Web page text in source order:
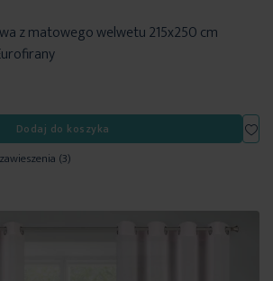
z matowego welwetu 215x250 cm
Dodaj do koszyka
(3)